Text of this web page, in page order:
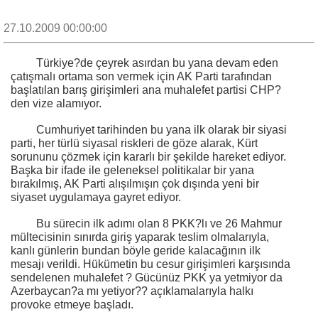
27.10.2009 00:00:00
Türkiye?de çeyrek asırdan bu yana devam eden
çatışmalı ortama son vermek için AK Parti tarafından
başlatılan barış girişimleri ana muhalefet partisi CHP?
den vize alamıyor.
Cumhuriyet tarihinden bu yana ilk olarak bir siyasi
parti, her türlü siyasal riskleri de göze alarak, Kürt
sorununu çözmek için kararlı bir şekilde hareket ediyor.
Başka bir ifade ile geleneksel politikalar bir yana
bırakılmış, AK Parti alışılmışın çok dışında yeni bir
siyaset uygulamaya gayret ediyor.
Bu sürecin ilk adımı olan 8 PKK?lı ve 26 Mahmur
mültecisinin sınırda giriş yaparak teslim olmalarıyla,
kanlı günlerin bundan böyle geride kalacağının ilk
mesajı verildi. Hükümetin bu cesur girişimleri karşısında
sendelenen muhalefet ? Gücünüz PKK ya yetmiyor da
Azerbaycan?a mı yetiyor?? açıklamalarıyla halkı
provoke etmeye başladı.